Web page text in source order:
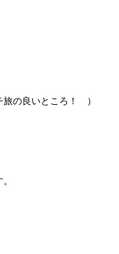
旅の良いところ！ ）